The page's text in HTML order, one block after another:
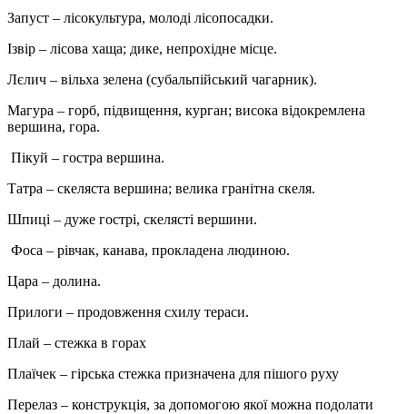
Запуст – лісокультура, молоді лісопосадки.
Ізвір – лісова хаща; дике, непрохідне місце.
Лєлич – вільха зелена (субальпійський чагарник).
Магура – горб, підвищення, курган; висока відокремлена
вершина, гора.
Пікуй – гостра вершина.
Татра – скеляста вершина; велика гранітна скеля.
Шпиці – дуже гострі, скелясті вершини.
Фоса – рівчак, канава, прокладена людиною.
Цара – долина.
Прилоги – продовження схилу тераси.
Плай – стежка в горах
Плаїчек – гірська стежка призначена для пішого руху
Перелаз – конструкція, за допомогою якої можна подолати